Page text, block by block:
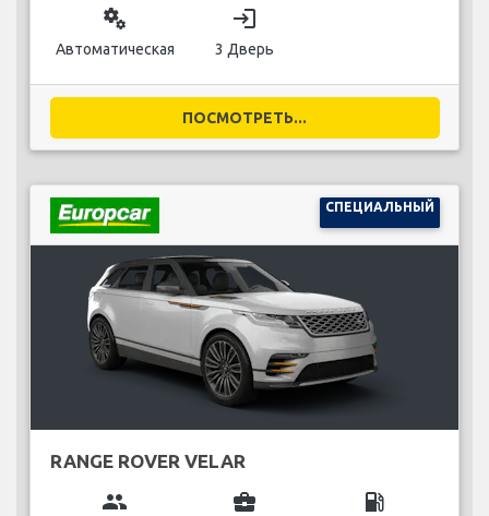
miscellaneous_services
Автоматическая
login
3 Дверь
ПОСМОТРЕТЬ...
СПЕЦИАЛЬНЫЙ
RANGE ROVER VELAR
group business_center local_gas_station